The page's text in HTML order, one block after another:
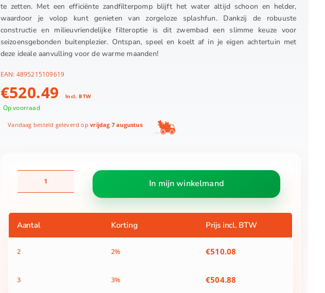
te zetten. Met een efficiënte zandfilterpomp blijft het water altijd schoon en helder,
waardoor je volop kunt genieten van zorgeloze splashfun. Dankzij de robuuste
constructie en milieuvriendelijke filteroptie is dit zwembad een slimme keuze voor
seizoensgebonden buitenplezier. Ontspan, speel en koelt af in je eigen achtertuin met
deze ideale aanvulling voor de warme maanden!
EAN: 4895215109619
€520.49 Incl. BTW
Op voorraad
Vandaag besteld geleverd op vrijdag 7 augustus
Waves
Zwembad
Frame
X
In mijn winkelmand
Aantal Korting Prijs incl. BTW
2 2% €510.08
3 3% €504.88